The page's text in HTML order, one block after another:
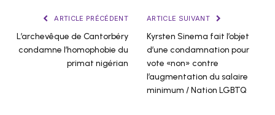
ARTICLE PRÉCÉDENT
L’archevêque de Cantorbéry
condamne l’homophobie du
primat nigérian
ARTICLE SUIVANT
Kyrsten Sinema fait l’objet
d’une condamnation pour
vote «non» contre
l’augmentation du salaire
minimum / Nation LGBTQ